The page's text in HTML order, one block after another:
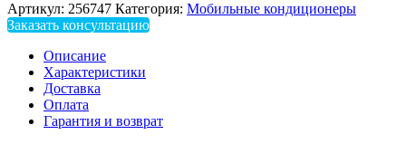
Артикул: 256747 Категория: Мобильные кондиционеры
Заказать консультацию
Описание
Характеристики
Доставка
Оплата
Гарантия и возврат